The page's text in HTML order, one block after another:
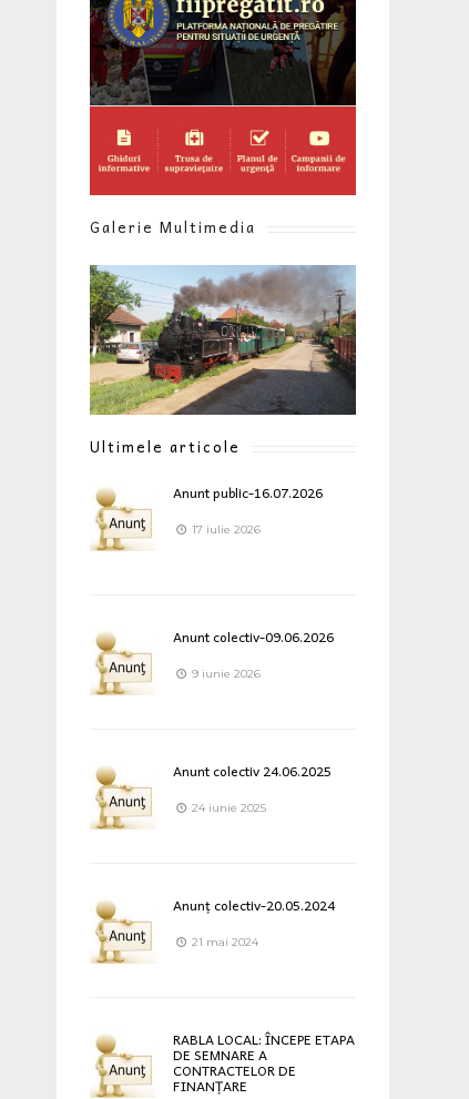
Galerie Multimedia
Ultimele articole
Anunt public-16.07.2026
17 iulie 2026
Anunt colectiv-09.06.2026
9 iunie 2026
Anunt colectiv 24.06.2025
24 iunie 2025
Anunț colectiv-20.05.2024
21 mai 2024
RABLA LOCAL: ÎNCEPE ETAPA
DE SEMNARE A
CONTRACTELOR DE
FINANȚARE